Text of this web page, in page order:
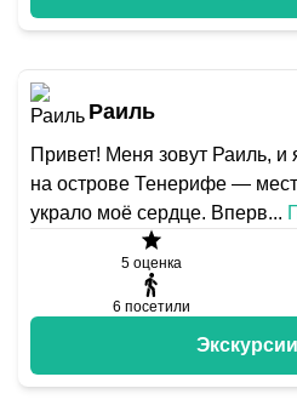
Раиль
Привет! Меня зовут Раиль, и
на острове Тенерифе —
украло моё сердце. Вперв...
5оценка
6 посетили